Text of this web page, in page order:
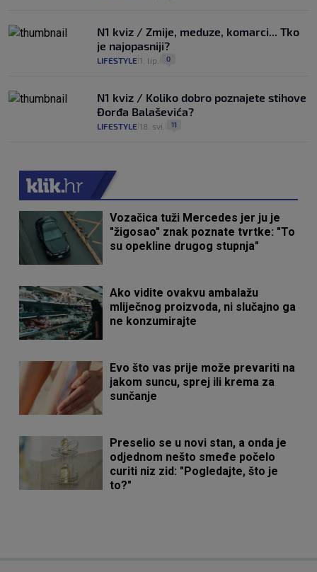
N1 kviz / Zmije, meduze, komarci... Tko
je najopasniji?
LIFESTYLE 1. lip. 0
N1 kviz / Koliko dobro poznajete stihove
Đorđa Balaševića?
LIFESTYLE 18. svi. 11
Vozačica tuži Mercedes jer ju je
"žigosao" znak poznate tvrtke: "To
su opekline drugog stupnja"
Ako vidite ovakvu ambalažu
mliječnog proizvoda, ni slučajno ga
ne konzumirajte
Evo što vas prije može prevariti na
jakom suncu, sprej ili krema za
sunčanje
Preselio se u novi stan, a onda je
odjednom nešto smeđe počelo
curiti niz zid: "Pogledajte, što je
to?"